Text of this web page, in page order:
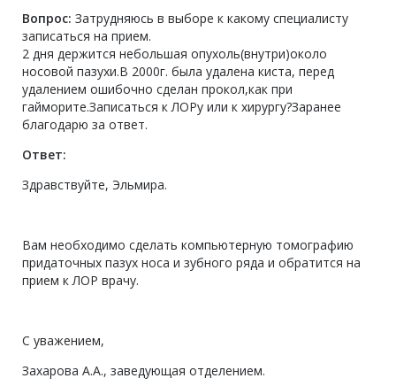
Вопрос: Затрудняюсь в выборе к какому специалисту
записаться на прием.
2 дня держится небольшая опухоль(внутри)около
носовой пазухи.В 2000г. была удалена киста, перед
удалением ошибочно сделан прокол,как при
гайморите.Записаться к ЛОРу или к хирургу?Заранее
благодарю за ответ.
Ответ:
Здравствуйте, Эльмира.
Вам необходимо сделать компьютерную томографию
придаточных пазух носа и зубного ряда и обратится на
прием к ЛОР врачу.
С уважением,
Захарова А.А., заведующая отделением.
Личный кабинет